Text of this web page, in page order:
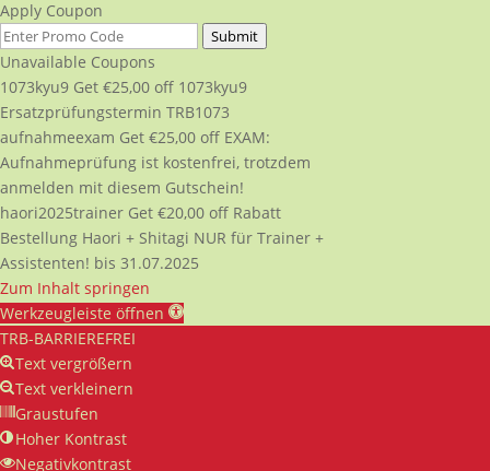
Apply Coupon
Submit
Unavailable Coupons
1073kyu9 Get €25,00 off 1073kyu9
Ersatzprüfungstermin TRB1073
aufnahmeexam Get €25,00 off EXAM:
Aufnahmeprüfung ist kostenfrei, trotzdem
anmelden mit diesem Gutschein!
haori2025trainer Get €20,00 off Rabatt
Bestellung Haori + Shitagi NUR für Trainer +
Assistenten! bis 31.07.2025
Zum Inhalt springen
Werkzeugleiste öffnen
TRB-BARRIEREFREI
Text vergrößern
Text verkleinern
Graustufen
Hoher Kontrast
Negativkontrast